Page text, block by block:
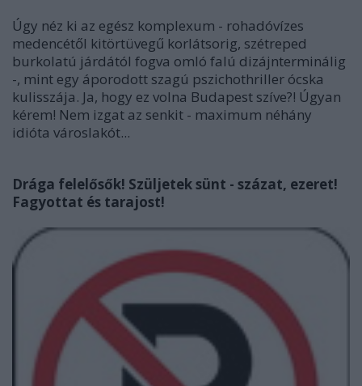
Úgy néz ki az egész komplexum - rohadóvízes
medencétől kitörtüvegű korlátsorig, szétreped
burkolatú járdától fogva omló falú dizájnterminálig
-, mint egy áporodott szagú pszichothriller ócska
kulisszája. Ja, hogy ez volna Budapest szíve?! Úgyan
kérem! Nem izgat az senkit - maximum néhány
idióta városlakót...
Drága felelősők! Szüljetek sünt - százat, ezeret!
Fagyottat és tarajost!